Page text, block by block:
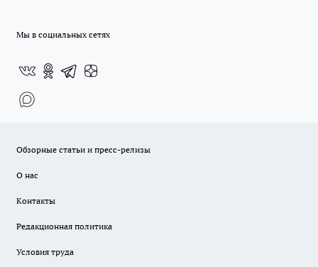
Мы в социальных сетях
Обзорные статьи и пресс-релизы
О нас
Контакты
Редакционная политика
Условия труда